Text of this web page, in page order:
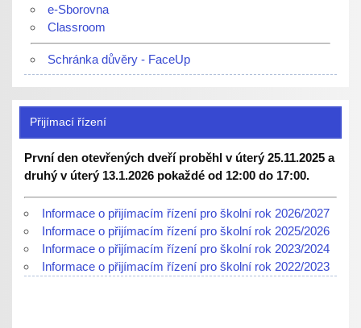
e-Sborovna
Classroom
Schránka důvěry - FaceUp
Přijímací řízení
První den otevřených dveří proběhl v úterý 25.11.2025 a
druhý v úterý 13.1.2026 pokaždé od 12:00 do 17:00.
Informace o přijímacím řízení pro školní rok 2026/2027
Informace o přijímacím řízení pro školní rok 2025/2026
Informace o přijímacím řízení pro školní rok 2023/2024
Informace o přijímacím řízení pro školní rok 2022/2023